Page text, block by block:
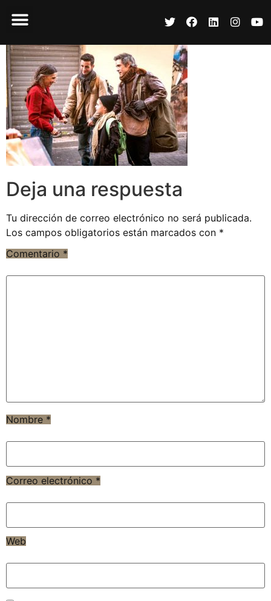
Deja una respuesta
Tu dirección de correo electrónico no será publicada.
Los campos obligatorios están marcados con *
Comentario *
Nombre *
Correo electrónico *
Web